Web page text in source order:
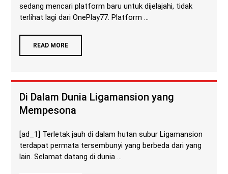
sedang mencari platform baru untuk dijelajahi, tidak
terlihat lagi dari OnePlay77. Platform ...
READ MORE
Di Dalam Dunia Ligamansion yang
Mempesona
[ad_1] Terletak jauh di dalam hutan subur Ligamansion
terdapat permata tersembunyi yang berbeda dari yang
lain. Selamat datang di dunia ...